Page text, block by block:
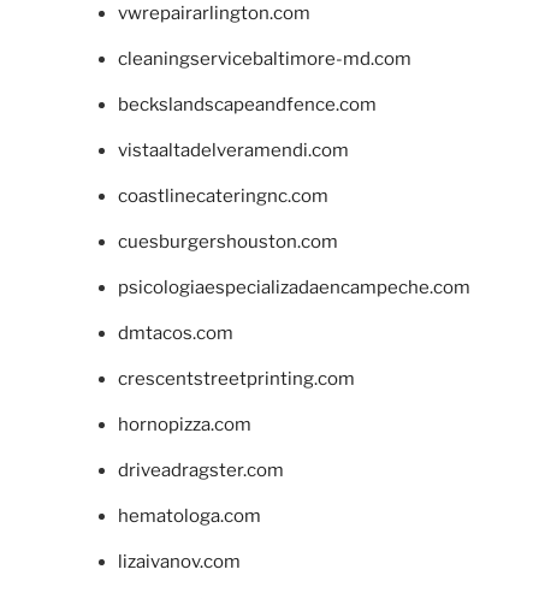
vwrepairarlington.com
cleaningservicebaltimore-md.com
beckslandscapeandfence.com
vistaaltadelveramendi.com
coastlinecateringnc.com
cuesburgershouston.com
psicologiaespecializadaencampeche.com
dmtacos.com
crescentstreetprinting.com
hornopizza.com
driveadragster.com
hematologa.com
lizaivanov.com